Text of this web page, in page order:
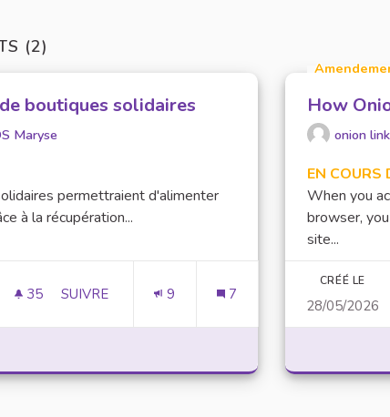
(2)
boutiques solidaires
Maryse
permettraient d'alimenter
à la récupération...
35 35 ABONNÉS
SUIVRE
INSTALLATION DE BOUTIQUES SOLIDAIRES
9 7
How
onion
EN COURS
When you
browser,
site...
CRÉÉ LE
28/05/2026